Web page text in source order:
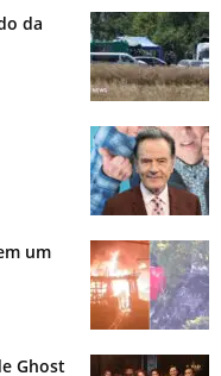
da
um
Ghost